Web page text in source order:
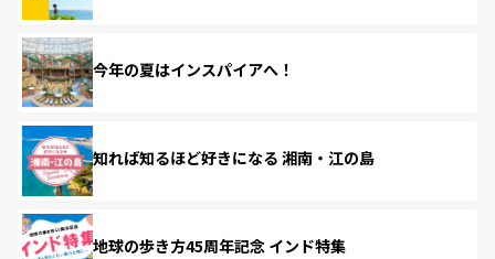
今年の夏はインスパイアへ！
知れば知るほど好きになる 湘南・江の島
地球の歩き方45周年記念 インド特集